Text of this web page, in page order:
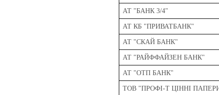
АТ "БАНК 3/4"
АТ КБ "ПРИВАТБАНК"
АТ "СКАЙ БАНК"
АТ "РАЙФФАЙЗЕН БАНК"
АТ "ОТП БАНК"
ТОВ "ПРОФІ-Т ЦІННІ